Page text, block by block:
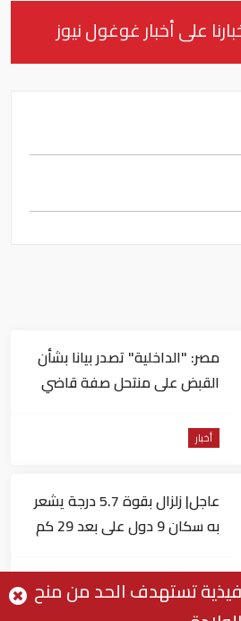
على أخبار غوغول نيوز
مصر: "الداخلية" تصدر بيانا بشأن
القبض على منتحل صفة قاضي
أخبار
عاجل| زلزال بقوة 5.7 درجة يشعر
به سكان 9 دول على بعد 29 كم
أخبار
تستهدف الحد من منح